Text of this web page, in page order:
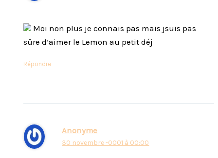
Moi non plus je connais pas mais jsuis pas
sûre d’aimer le Lemon au petit déj
Répondre
Anonyme
30 novembre -0001 à 00:00